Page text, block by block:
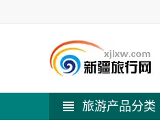
旅游产品分类